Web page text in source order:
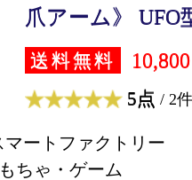
爪アーム》 UFO
送料無料
5点 / 2件
ートファクトリー
ちゃ・ゲーム